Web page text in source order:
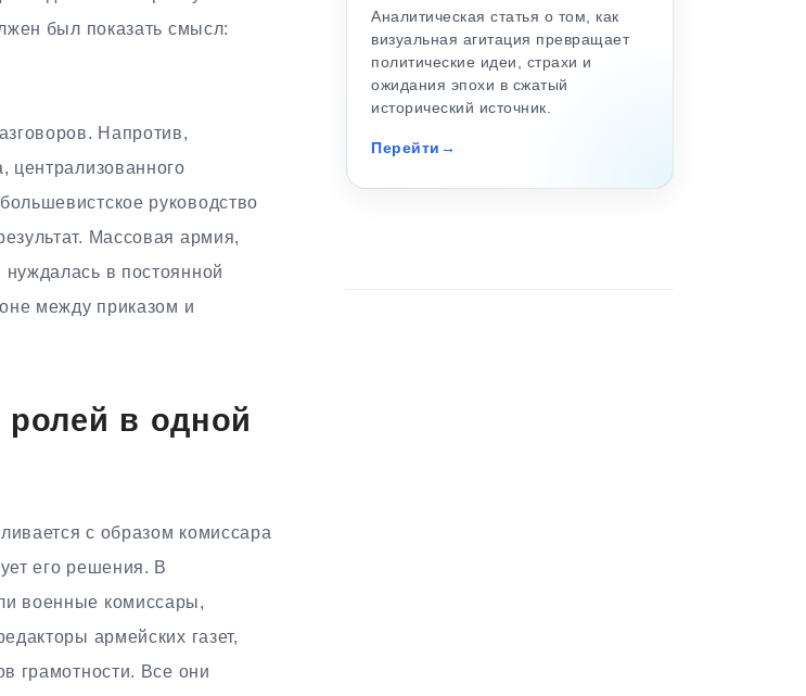
был показать смысл:
Напротив,
централизованного
руководство
Массовая армия,
в постоянной
между приказом и
ролей в одной
с образом комиссара
его решения. В
военные комиссары,
армейских газет,
грамотности. Все они
Аналитическая статья о том, как
визуальная агитация превращает
политические идеи, страхи и
ожидания эпохи в сжатый
исторический источник.
Перейти